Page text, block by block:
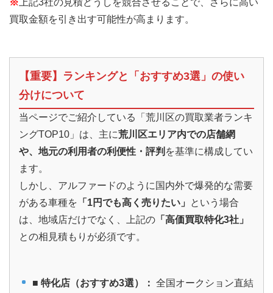
買取金額を引き出す可能性が高まります。
【重要】ランキングと「おすすめ3選」の使い
分けについて
当ページでご紹介している「荒川区の買取業者ランキ
ングTOP10」は、主に荒川区エリア内での店舗網
や、地元の利用者の利便性・評判 を基準に構成してい
ます。
しかし、アルファードのように国内外で爆発的な需要
がある車種を 「1円でも高く売りたい」
という場合
は、地域店だけでなく、上記の 「高価買取特化3社」
との相見積もりが必須です。
■特化店（おすすめ3選）： 全国オークション直結